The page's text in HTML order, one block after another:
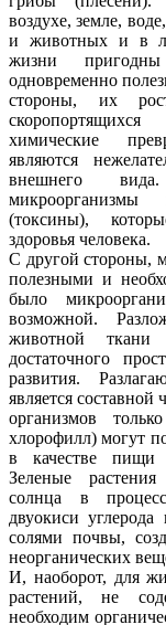
воздухе, земле,
и животных и в
жизни
одновременно
стороны, их
химические
являются
внешнего
(токсины),
здоровья человека.
С другой стороны,
полезными и
было
возможной.
животной
достаточного
развития.
является
организмов
хлорофилл) могут
в качестве пищи
Зеленые
солнца в
двуокиси
солями почвы,
неорганических
И, наоборот, для
растений, не
необходим